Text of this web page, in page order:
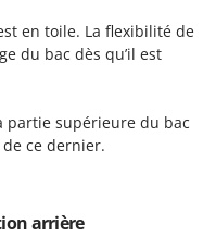
en toile. La flexibilité de
du bac dès qu’il est
partie supérieure du bac
ce dernier.
arrière